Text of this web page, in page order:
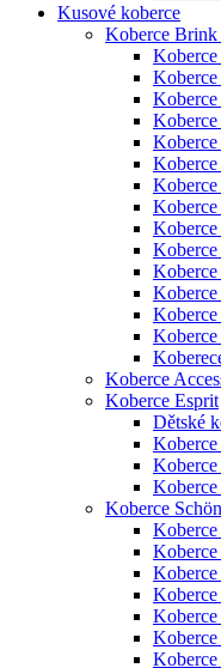
Kusové koberce
Koberce Brink
Koberce
Koberce
Koberce
Koberce
Koberce Esprit
Dětské
Koberce
Koberce
Koberce
Koberce
Koberce
Koberce
Koberce